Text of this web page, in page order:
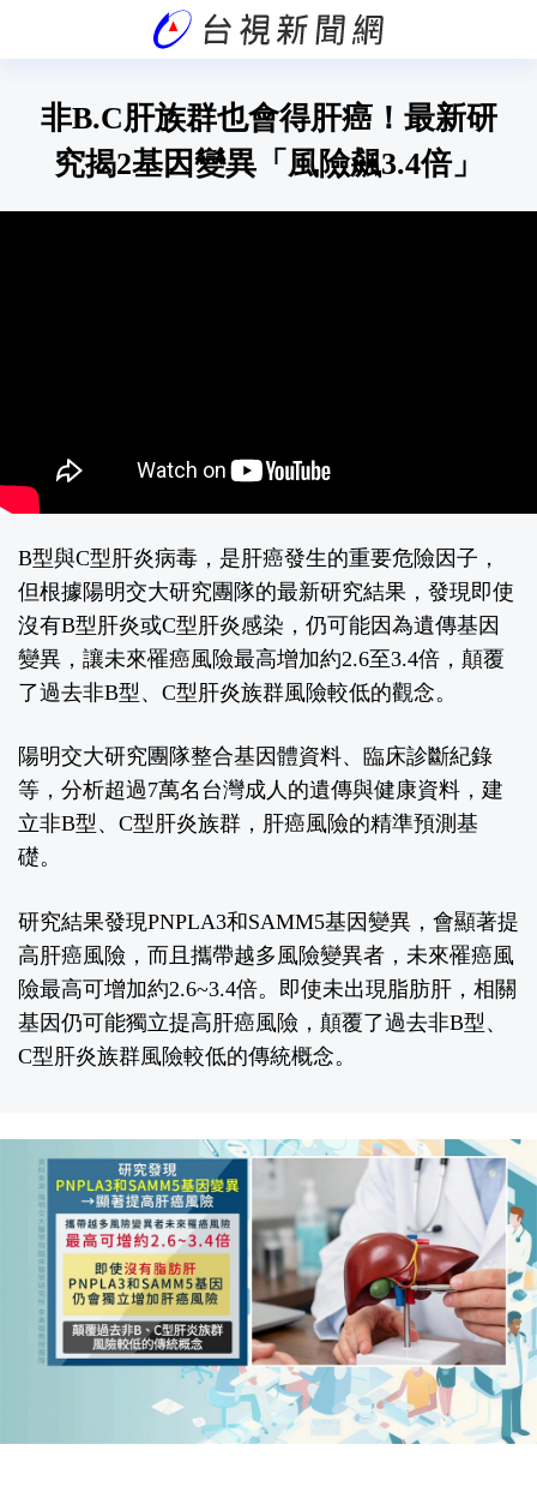
非B.C肝族群也會得肝癌！最新研
究揭2基因變異「風險飆3.4倍」
B型與C型肝炎病毒，是肝癌發生的重要危險因子，
但根據陽明交大研究團隊的最新研究結果，發現即使
沒有B型肝炎或C型肝炎感染，仍可能因為遺傳基因
變異，讓未來罹癌風險最高增加約2.6至3.4倍，顛覆
了過去非B型、C型肝炎族群風險較低的觀念。
陽明交大研究團隊整合基因體資料、臨床診斷紀錄
等，分析超過7萬名台灣成人的遺傳與健康資料，建
立非B型、C型肝炎族群，肝癌風險的精準預測基
礎。
研究結果發現PNPLA3和SAMM5基因變異，會顯著提
高肝癌風險，而且攜帶越多風險變異者，未來罹癌風
險最高可增加約2.6~3.4倍。即使未出現脂肪肝，相關
基因仍可能獨立提高肝癌風險，顛覆了過去非B型、
C型肝炎族群風險較低的傳統概念。